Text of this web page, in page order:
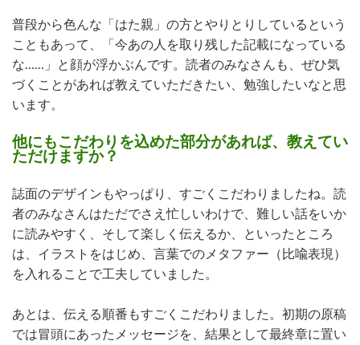
普段から色んな「はた親」の方とやりとりしているという
こともあって、「今あの人を取り残した記載になっている
な……」と顔が浮かぶんです。読者のみなさんも、ぜひ気
づくことがあれば教えていただきたい、勉強したいなと思
います。
他にもこだわりを込めた部分があれば、教えてい
ただけますか？
誌面のデザインもやっぱり、すごくこだわりましたね。読
者のみなさんはただでさえ忙しいわけで、難しい話をいか
に読みやすく、そして楽しく伝えるか、といったところ
は、イラストをはじめ、言葉でのメタファー（比喩表現）
を入れることで工夫していました。
あとは、伝える順番もすごくこだわりました。初期の原稿
では冒頭にあったメッセージを、結果として最終章に置い